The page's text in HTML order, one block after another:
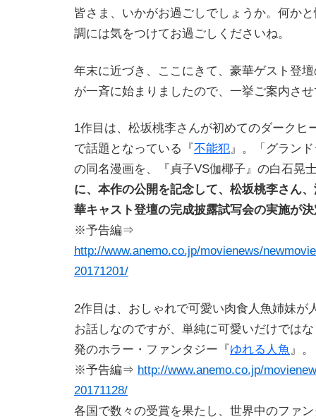
皆さま、いかがお過ごしでしょうか。何か
調には気をつけてお過ごしくださいね。
年末に近づき、ここにきて、豪華ゲスト登
が一斉に始まりましたので、一挙ご案内さ
1作目は、松坂桃李さんが初めてのダークヒ
で話題となっている『不能犯』。「グラン
の同名漫画を、『貞子VS伽椰子』の白石晃
に、本作の公開を記念して、松坂桃李さん
華キャスト登壇の完成披露試写会の実施が
※予告編⇒
http://www.anemo.co.jp/movienews/
20171201/
2作目は、おしゃれで可愛い肉食人魚姉妹が
お話しなのですが、単純に可愛いだけでは
発のホラー・ファンタジー『ゆれる人魚』。
※予告編⇒ http://www.anemo.co.jp/
20171128/
各国で数々の受賞を果たし、世界中のファ